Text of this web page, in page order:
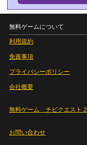
無料ゲームについて
利用規約
免責事項
プライバシーポリシー
会社概要
無料ゲーム チビクエスト２
お問い合わせ